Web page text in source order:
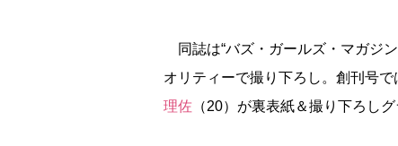
同誌は“バズ・ガールズ・マガジ
オリティーで撮り下ろし。創刊号
理佐 （20）が裏表紙＆撮り下ろし